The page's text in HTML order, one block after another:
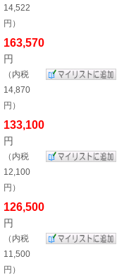
14,522
円）
163,570
円
（内税
14,870
円）
133,100
円
（内税
12,100
円）
126,500
円
（内税
11,500
円）